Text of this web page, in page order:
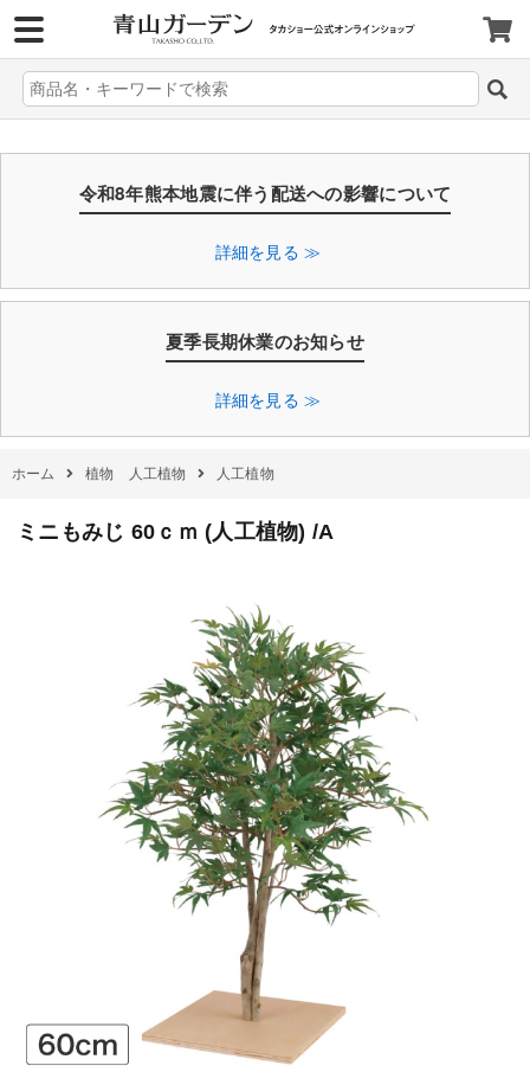
令和8年熊本地震に伴う配送への影響について
詳細を見る ≫
夏季長期休業のお知らせ
詳細を見る ≫
ホーム 植物 人工植物 人工植物
ミニもみじ 60ｃｍ (人工植物) /A